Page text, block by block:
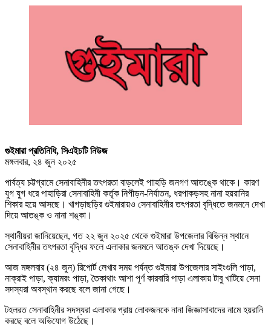
গুইমারা প্রতিনিধি, সিএইচটি নিউজ
মঙ্গলবার, ২৪ জুন ২০২৫
পার্বত্য চট্টগ্রামে সেনাবাহিনীর তৎপরতা বাড়লেই পাাহড়ি জনগণ আতঙ্কে থাকে। কারণ
যুগ যুগ ধরে পাহাড়িরা সেনাবাহিনী কর্তৃক নিপীড়ন-নির্যাতন, ধরপাকড়সহ নানা হয়রানির
শিকার হয়ে আসছে। খাগড়াছড়ির গুইমারায়ও সেনাবাহিনীর তৎপরতা বৃদ্ধিতে জনমনে দেখা
দিয়ে আতঙ্ক ও নানা শঙ্কা।
স্থানীয়রা জানিয়েছেন, গত ২২ জুন ২০২৫ থেকে গুইমারা উপজেলার বিভিন্ন স্থানে
সেনাবাহিনীর তৎপরতা বৃদ্ধির ফলে এলাকার জনমনে আতঙ্ক দেখা দিয়েছে।
আজ মঙ্গলবার (২৪ জুন) রিপোর্ট লেখার সময় পর্যন্ত গুইমারা উপজেলার সাইংগুলি পাড়া,
নাক্রাই পাড়া, ক্যামরং পাড়া, তৈকাথাং আশা পূর্ণ কারবারি পাড়া এলাকায় টাবু খাটিয়ে সেনা
সদস্যরা অবস্থান করছে বলে জানা গেছে।
টহলরত সেনাবাহিনীর সদস্যরা এলাকার প্রায় লোকজনকে নানা জিজ্ঞাসাবাদের নামে হয়রানি
করছে বলে অভিযোগ উঠেছে।